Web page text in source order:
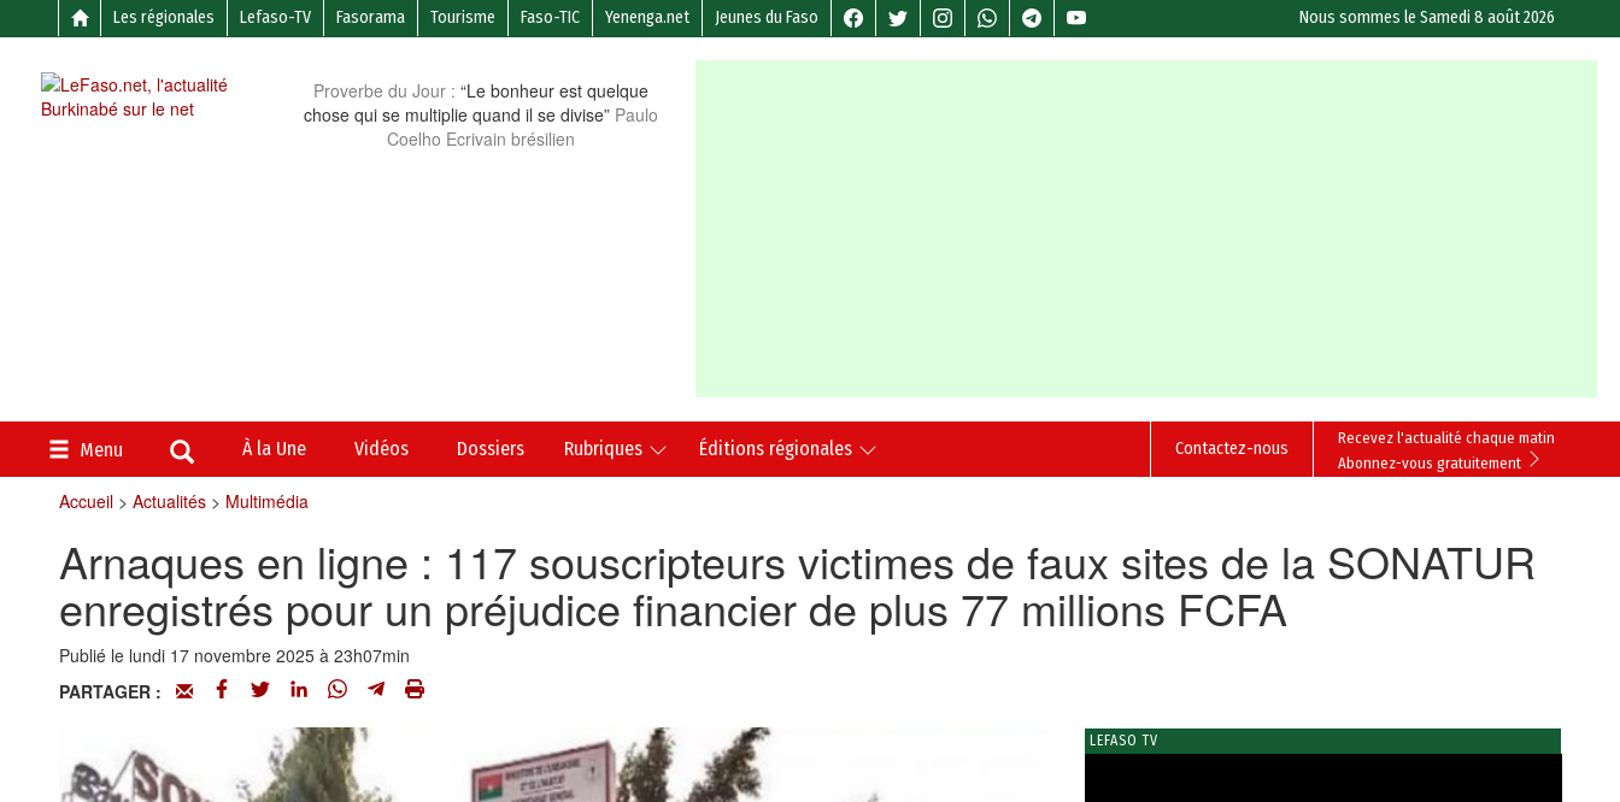
Les régionales Lefaso-TV Fasorama Tourisme Faso-TIC Yenenga.net Jeunes du Faso Nous sommes leSamedi 8 août 2026
Proverbe du Jour : “Le bonheur est quelque
chose qui se multiplie quand il se divise” Paulo
Coelho Ecrivain brésilien
Menu À la Une Vidéos Dossiers Rubriques Éditions régionales
Recevez l'actualité chaque matin
Abonnez-vous gratuitement
Contactez-nous
Accueil> Actualités> Multimédia
Arnaques en ligne : 117 souscripteurs victimes de faux sites de la SONATUR
enregistrés pour un préjudice financier de plus 77 millions FCFA
Publié le lundi 17 novembre 2025 à 23h07min
PARTAGER :
LEFASO TV